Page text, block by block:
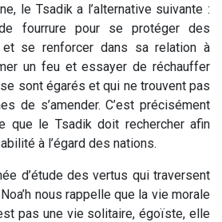
le Tsadik a l’alternative suivante :
fourrure pour se protéger des
et se renforcer dans sa relation à
un feu et essayer de réchauffer
sont égarés et qui ne trouvent pas
de s’amender. C’est précisément
que le Tsadik doit rechercher afin
à l’égard des nations.
d’étude des vertus qui traversent
nous rappelle que la vie morale
pas une vie solitaire, égoïste, elle